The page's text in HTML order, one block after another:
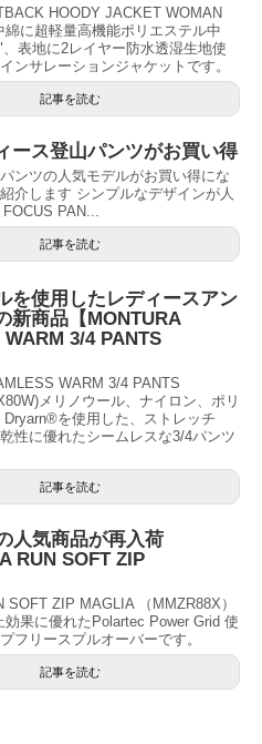
HOODY JACKET WOMAN
綿に超軽量高機能ポリエステル中
表地に2レイヤー防水透湿生地使
ンサレーションジャケットです。
記事を読む
ース登山パンツがお買い得
ンツの人気モデルがお買い得にな
介します シンプルなデザインが人
PAN...
記事を読む
を使用したレディースアン
新商品【MONTURA
3/4 PANTS
WARM 3/4 PANTS
メリノウール、ナイロン、ポリ
Dryarn®を使用した、ストレッチ
性に優れたシームレスな3/4パンツ
記事を読む
人気商品が再入荷
RUN SOFT ZIP
SOFT ZIP MAGLIA （MMZR88X）
効果に優れたPolartec Power Grid 使
フリースプルオーバーです。
記事を読む